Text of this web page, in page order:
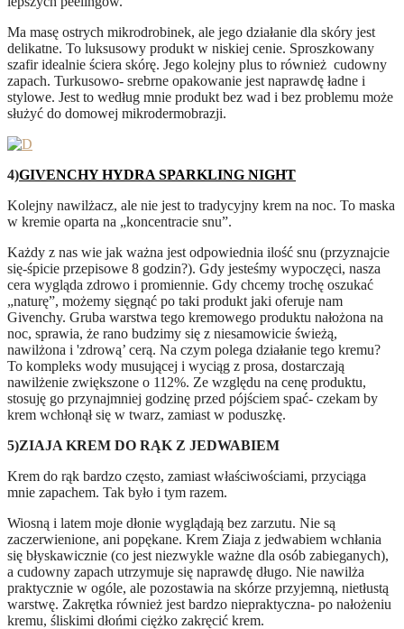
Ma masę ostrych mikrodrobinek, ale jego działanie dla skóry jest
delikatne. To luksusowy produkt w niskiej cenie. Sproszkowany
szafir idealnie ściera skórę. Jego kolejny plus to również cudowny
zapach. Turkusowo- srebrne opakowanie jest naprawdę ładne i
stylowe. Jest to według mnie produkt bez wad i bez problemu może
służyć do domowej mikrodermobrazji.
4)GIVENCHY HYDRA SPARKLING NIGHT
Kolejny nawilżacz, ale nie jest to tradycyjny krem na noc. To maska
w kremie oparta na „koncentracie snu”.
Każdy z nas wie jak ważna jest odpowiednia ilość snu (przyznajcie
się-śpicie przepisowe 8 godzin?). Gdy jesteśmy wypoczęci, nasza
cera wygląda zdrowo i promiennie. Gdy chcemy trochę oszukać
„naturę”, możemy sięgnąć po taki produkt jaki oferuje nam
Givenchy. Gruba warstwa tego kremowego produktu nałożona na
noc, sprawia, że rano budzimy się z niesamowicie świeżą,
nawilżona i 'zdrową’ cerą. Na czym polega działanie tego kremu?
To kompleks wody musującej i wyciąg z prosa, dostarczają
nawilżenie zwiększone o 112%. Ze względu na cenę produktu,
stosuję go przynajmniej godzinę przed pójściem spać- czekam by
krem wchłonął się w twarz, zamiast w poduszkę.
5)ZIAJA KREM DO RĄK Z JEDWABIEM
Krem do rąk bardzo często, zamiast właściwościami, przyciąga
mnie zapachem. Tak było i tym razem.
Wiosną i latem moje dłonie wyglądają bez zarzutu. Nie są
zaczerwienione, ani popękane. Krem Ziaja z jedwabiem wchłania
się błyskawicznie (co jest niezwykle ważne dla osób zabieganych),
a cudowny zapach utrzymuje się naprawdę długo. Nie nawilża
praktycznie w ogóle, ale pozostawia na skórze przyjemną, nietłustą
warstwę. Zakrętka również jest bardzo niepraktyczna- po nałożeniu
kremu, śliskimi dłońmi ciężko zakręcić krem.